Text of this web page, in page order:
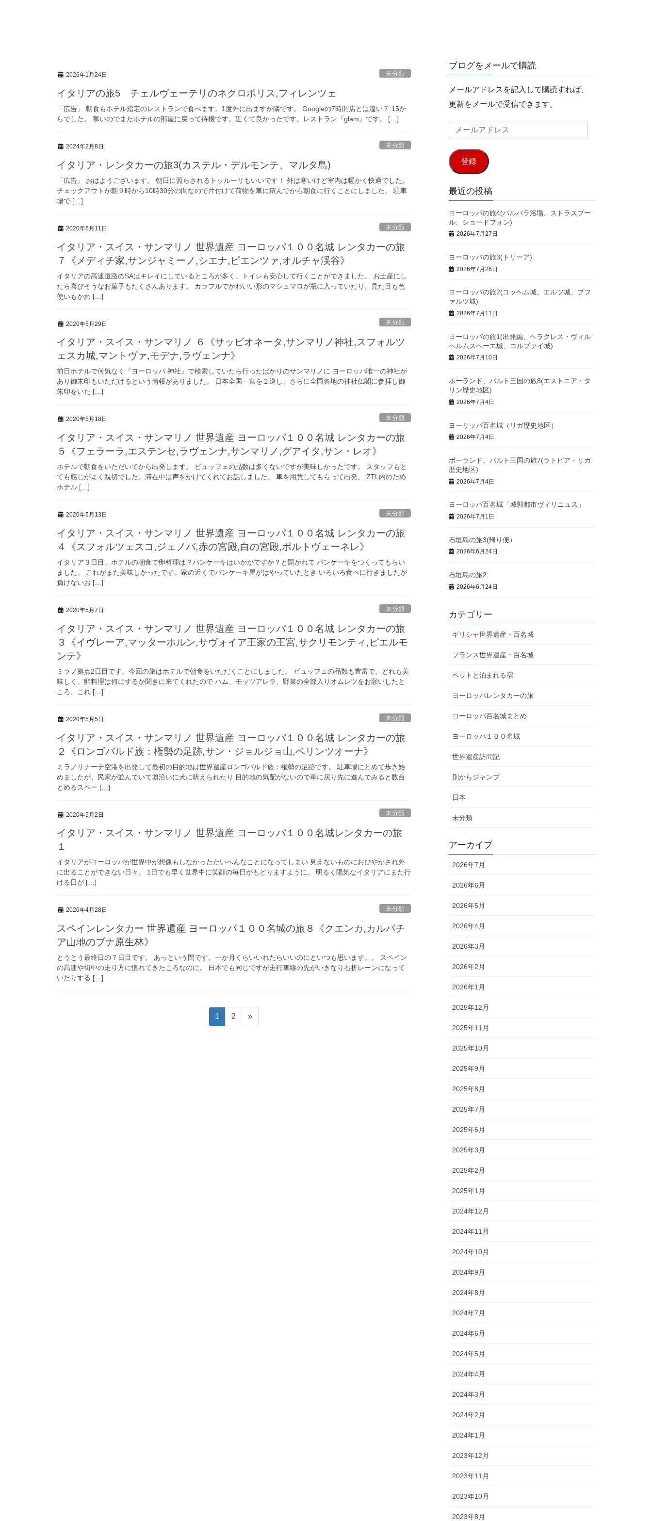
2026年1月24日 未分類
イタリアの旅5 チェルヴェーテリのネクロポリス,フィレンツェ
「広告」 朝食もホテル指定のレストランで食べます。1度外に出ますが隣です。 Googleの7時開店とは違い７:15か
らでした。 寒いのでまたホテルの部屋に戻って待機です。近くて良かったです。レストラン『glam』です。 […]
2024年2月8日 未分類
イタリア・レンタカーの旅3(カステル・デルモンテ、マルタ島)
「広告」 おはようございます。 朝日に照らされるトッルーリもいいです！ 外は寒いけど室内は暖かく快適でした。
チェックアウトが朝９時から10時30分の間なので片付けて荷物を車に積んでから朝食に行くことにしました。 駐車
場で […]
2020年6月11日 未分類
イタリア・スイス・サンマリノ 世界遺産 ヨーロッパ１００名城 レンタカーの旅
７《メディチ家,サンジャミーノ,シエナ,ピエンツァ,オルチャ渓谷》
イタリアの高速道路のSAはキレイにしているところが多く、トイレも安心して行くことができました。 お土産にし
たら喜びそうなお菓子もたくさんあります。 カラフルでかわいい形のマシュマロが瓶に入っていたり、見た目も色
使いもかわ […]
2020年5月29日 未分類
イタリア・スイス・サンマリノ ６《サッビオネータ,サンマリノ神社,スフォルツ
ェスカ城,マントヴァ,モデナ,ラヴェンナ》
前日ホテルで何気なく『ヨーロッパ 神社』で検索していたら行ったばかりのサンマリノに ヨーロッパ唯一の神社が
あり御朱印もいただけるという情報がありました。 日本全国一宮を２巡し、さらに全国各地の神社仏閣に参拝し御
朱印をいた […]
2020年5月18日 未分類
イタリア・スイス・サンマリノ 世界遺産 ヨーロッパ１００名城 レンタカーの旅
５《フェラーラ,エステンセ,ラヴェンナ,サンマリノ,グアイタ,サン・レオ》
ホテルで朝食をいただいてから出発します。 ビュッフェの品数は多くないですが美味しかったです。 スタッフもと
ても感じがよく親切でした。滞在中は声をかけてくれてお話しました。 車を用意してもらって出発。 ZTL内のため
ホテル […]
2020年5月13日 未分類
イタリア・スイス・サンマリノ 世界遺産 ヨーロッパ１００名城 レンタカーの旅
４《スフォルツェスコ,ジェノバ,赤の宮殿,白の宮殿,ポルトヴェーネレ》
イタリア３日目、ホテルの朝食で卵料理は？パンケーキはいかがですか？と聞かれて パンケーキをつくってもらい
ました。 これがまた美味しかったです。家の近くでパンケーキ屋がはやっていたとき いろいろ食べに行きましたが
負けないお […]
2020年5月7日 未分類
イタリア・スイス・サンマリノ 世界遺産 ヨーロッパ１００名城 レンタカーの旅
３《イヴレーア,マッターホルン,サヴォイア王家の王宮,サクリモンティ,ピエルモ
ンテ》
ミラノ拠点2日目です。今回の旅はホテルで朝食をいただくことにしました。 ビュッフェの品数も豊富で、どれも美
味しく、卵料理は何にするか聞きに来てくれたので ハム、モッツアレラ、野菜の全部入りオムレツをお願いしたと
ころ、これ […]
2020年5月5日 未分類
イタリア・スイス・サンマリノ 世界遺産 ヨーロッパ１００名城 レンタカーの旅
２《ロンゴバルド族：権勢の足跡,サン・ジョルジョ山,ベリンツオーナ》
ミラノリナーテ空港を出発して最初の目的地は世界遺産ロンゴバルド族：権勢の足跡です。 駐車場にとめて歩き始
めましたが、民家が並んでいて塀沿いに犬に吠えられたり 目的地の気配がないので車に戻り先に進んでみると数台
とめるスペー […]
2020年5月2日 未分類
イタリア・スイス・サンマリノ 世界遺産 ヨーロッパ１００名城レンタカーの旅
１
イタリアがヨーロッパが世界中が想像もしなかったたいへんなことになってしまい 見えないものにおびやかされ外
に出ることができない日々。 1日でも早く世界中に笑顔の毎日がもどりますように。 明るく陽気なイタリアにまた行
ける日が […]
2020年4月28日 未分類
スペインレンタカー 世界遺産 ヨーロッパ１００名城の旅８《クエンカ,カルパチ
ア山地のブナ原生林》
とうとう最終日の７日目です。 あっという間です。一か月くらいいれたらいいのにといつも思います。。 スペイン
の高速や街中の走り方に慣れてきたころなのに。 日本でも同じですが走行車線の先がいきなり右折レーンになって
いたりする […]
固
定
1
固
定
2 »
ブログをメールで購読
メールアドレスを記入して購読すれば、
更新をメールで受信できます。
ー
ル
ア
ド
レ
ス
登録
最近の投稿
ヨーロッパの旅4(バルバラ浴場、ストラスブー
ル、ショードフォン)
2026年7月27日
ヨーロッパの旅3(トリーア)
2026年7月26日
ヨーロッパの旅2(コッヘム城、エルツ城、プフ
ァルツ城)
2026年7月11日
ヨーロッパの旅1(出発編、ヘラクレス・ヴィル
ヘルムスヘーエ城、コルブァイ城)
2026年7月10日
ポーランド、バルト三国の旅8(エストニア・タ
リン歴史地区)
2026年7月4日
ヨーリッパ百名城（リガ歴史地区）
2026年7月4日
ポーランド、バルト三国の旅7(ラトビア・リガ
歴史地区)
2026年7月4日
ヨーロッパ百名城「城郭都市ヴィリニュス」
2026年7月1日
石垣島の旅3(帰り便）
2026年6月24日
石垣島の旅2
2026年6月24日
カテゴリー
ギリシャ世界遺産・百名城
フランス世界遺産・百名城
ペットと泊まれる宿
ヨーロッパレンタカーの旅
ヨーロッパ百名城まとめ
ヨーロッパ１００名城
世界遺産訪問記
別からジャンプ
日本
未分類
アーカイブ
2026年7月
2026年6月
2026年5月
2026年4月
2026年3月
2026年2月
2026年1月
2025年12月
2025年11月
2025年10月
2025年9月
2025年8月
2025年7月
2025年6月
2025年3月
2025年2月
2025年1月
2024年12月
2024年11月
2024年10月
2024年9月
2024年8月
2024年7月
2024年6月
2024年5月
2024年4月
2024年3月
2024年2月
2024年1月
2023年12月
2023年11月
2023年10月
2023年8月